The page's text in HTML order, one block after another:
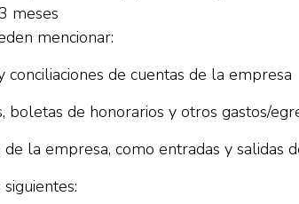
meses
mencionar:
conciliaciones de cuentas de la empresa
boletas de honorarios y otros gastos/
la empresa, como entradas y salidas